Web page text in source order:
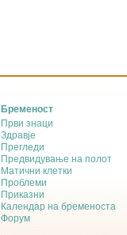
Бременост
Први знаци
Здравје
Прегледи
Предвидување на полот
Матични клетки
Проблеми
Приказни
Календар на бременоста
Форум